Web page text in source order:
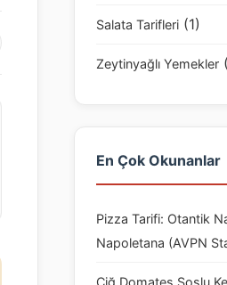
Salata Tarifleri (1)
Zeytinyağlı Yemekler
En Çok Okunanlar
Pizza Tarifi: Otantik
Napoletana (AVPN
Çiğ Domates Soslu